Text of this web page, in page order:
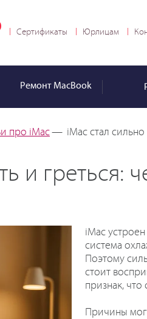
Сертификаты Юрлицам
Ремонт MacBook
про iMac— iMac стал
и греться:
iMac
система
Поэтому
стоит
признак, что
Причины